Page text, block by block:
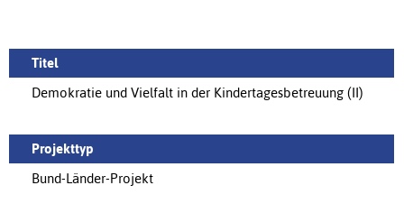
Titel
Demokratie und Vielfalt in der Kindertagesbetreuung (II)
Projekttyp
Bund-Länder-Projekt